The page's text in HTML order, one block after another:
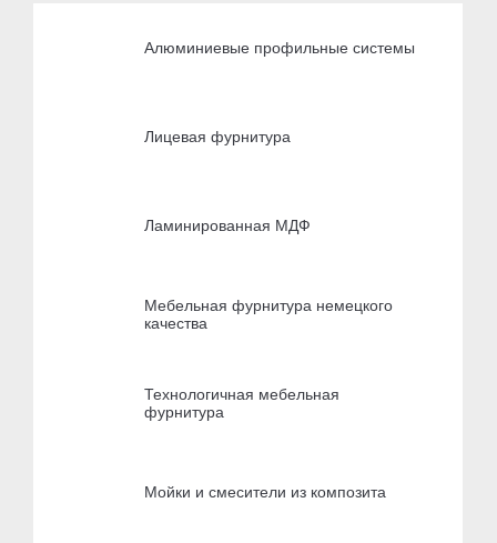
Алюминиевые профильные системы
Лицевая фурнитура
Ламинированная МДФ
Мебельная фурнитура немецкого
качества
Технологичная мебельная
фурнитура
Мойки и смесители из композита